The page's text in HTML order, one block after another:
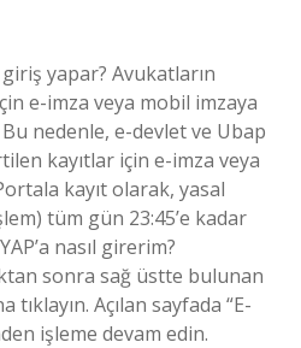
giriş yapar? Avukatların
e-imza veya mobil imzaya
nedenle, e-devlet ve Ubap
kayıtlar için e-imza veya
kayıt olarak, yasal
tüm gün 23:45’e kadar
nasıl girerim?
sonra sağ üstte bulunan
Açılan sayfada “E-
işleme devam edin.